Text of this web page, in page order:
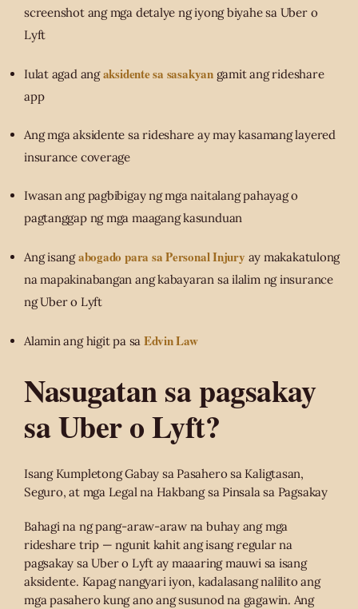
screenshot ang mga detalye ng iyong biyahe sa Uber o
Lyft
Iulat agad angaksidente sa sasakyangamit ang rideshare
app
Ang mga aksidente sa rideshare ay may kasamang layered
insurance coverage
Iwasan ang pagbibigay ng mga naitalang pahayag o
pagtanggap ng mga maagang kasunduan
Ang isangabogado para sa Personal Injury ay makakatulong
na mapakinabangan ang kabayaran sa ilalim ng insurance
ng Uber o Lyft
Alamin ang higit pa sa Edvin Law
Nasugatan sa pagsakay
sa Uber o Lyft?
Isang Kumpletong Gabay sa Pasahero sa Kaligtasan,
Seguro, at mga Legal na Hakbang sa Pinsala sa Pagsakay
Bahagi na ng pang-araw-araw na buhay ang mga
rideshare trip — ngunit kahit ang isang regular na
pagsakay sa Uber o Lyft ay maaaring mauwi sa isang
aksidente. Kapag nangyari iyon, kadalasang nalilito ang
mga pasahero kung ano ang susunod na gagawin. Ang